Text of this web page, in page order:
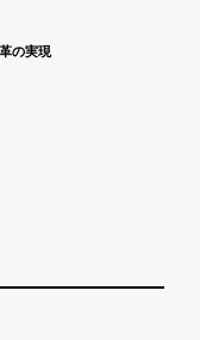
の実現